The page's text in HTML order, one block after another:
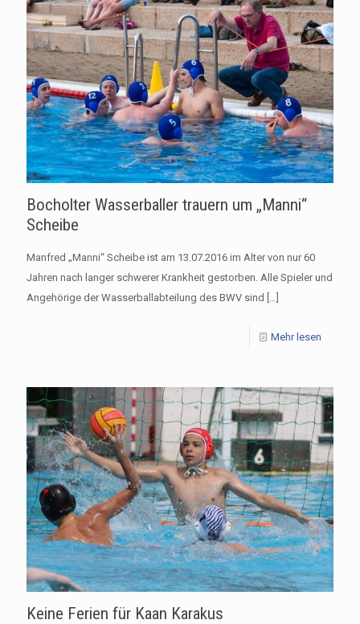
Bocholter Wasserballer trauern um „Manni“
Scheibe
Manfred „Manni“ Scheibe ist am 13.07.2016 im Alter von nur 60
Jahren nach langer schwerer Krankheit gestorben. Alle Spieler und
Angehörige der Wasserballabteilung des BWV sind […]
Mehr lesen
Keine Ferien für Kaan Karakus